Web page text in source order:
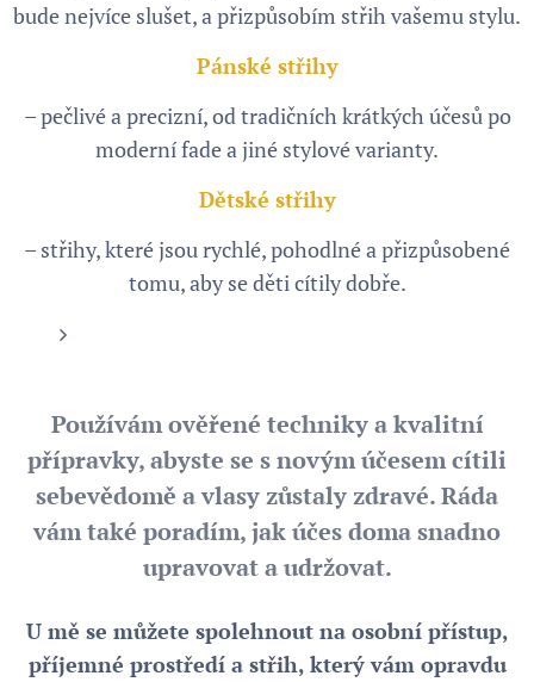
bude nejvíce slušet, a přizpůsobím střih vašemu stylu.
Pánské střihy
– pečlivé a precizní, od tradičních krátkých účesů po
moderní fade a jiné stylové varianty.
Dětské střihy
– střihy, které jsou rychlé, pohodlné a přizpůsobené
tomu, aby se děti cítily dobře.
Používám ověřené techniky a kvalitní
přípravky, abyste se s novým účesem cítili
sebevědomě a vlasy zůstaly zdravé. Ráda
vám také poradím, jak účes doma snadno
upravovat a udržovat.
U mě se můžete spolehnout na osobní přístup,
příjemné prostředí a střih, který vám opravdu